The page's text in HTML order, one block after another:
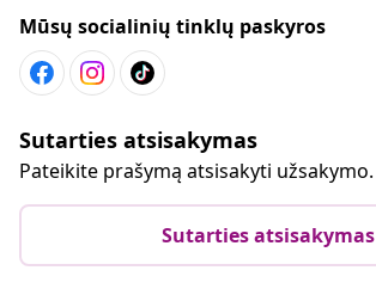
Mūsų socialinių tinklų paskyros
Sutarties atsisakymas
Pateikite prašymą atsisakyti užsakymo.
Sutarties atsisakymas